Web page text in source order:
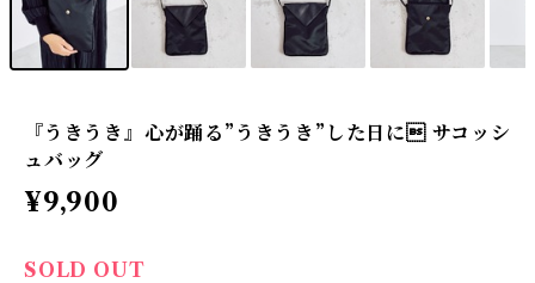
『うきうき』心が踊る”うきうき”した日に サコッシ
ュバッグ
¥9,900
SOLD OUT